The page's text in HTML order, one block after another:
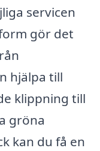
servicen
gör det
hjälpa till
klippning till
gröna
kan du få en